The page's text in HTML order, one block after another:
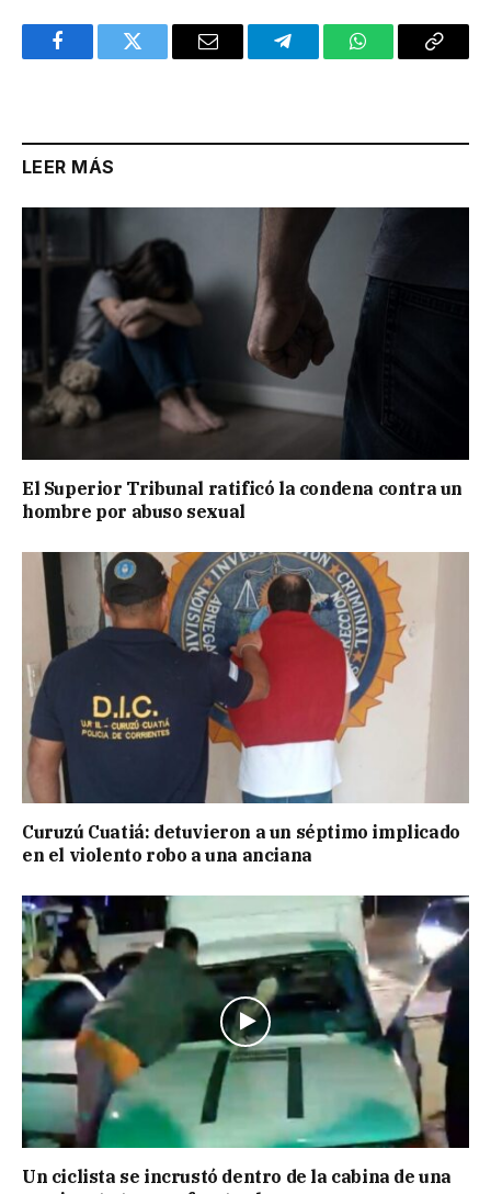
FacebookTwitter Email TelegramWhatsAppCopy
LEER MÁS
El Superior Tribunal ratificó la condena contra un
hombre por abuso sexual
Curuzú Cuatiá: detuvieron a un séptimo implicado
en el violento robo a una anciana
Un ciclista se incrustó dentro de la cabina de una